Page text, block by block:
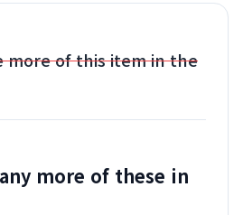
more of this item in the
more of these in